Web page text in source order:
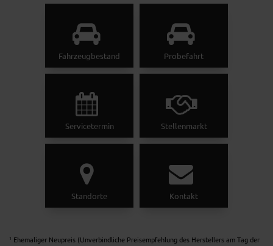
Fahrzeugbestand Probefahrt
Servicetermin Stellenmarkt
Standorte Kontakt
1
Ehemaliger Neupreis (Unverbindliche Preisempfehlung des Herstellers am Tag der